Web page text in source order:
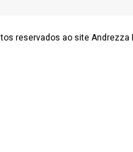
reservados ao site Andrezza